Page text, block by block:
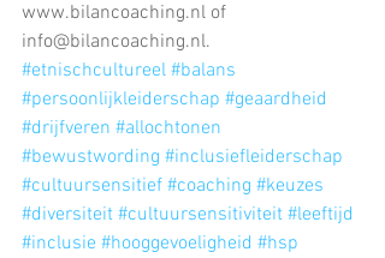
www.bilancoaching.nl of
info@bilancoaching.nl.
#etnischcultureel #balans
#persoonlijkleiderschap #geaardheid
#drijfveren #allochtonen
#bewustwording #inclusiefleiderschap
#cultuursensitief #coaching #keuzes
#diversiteit #cultuursensitiviteit #leeftijd
#inclusie #hooggevoeligheid #hsp